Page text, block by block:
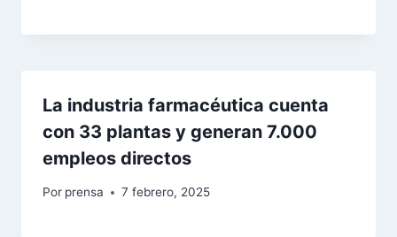
La industria farmacéutica cuenta
con 33 plantas y generan 7.000
empleos directos
Por prensa 7 febrero, 2025